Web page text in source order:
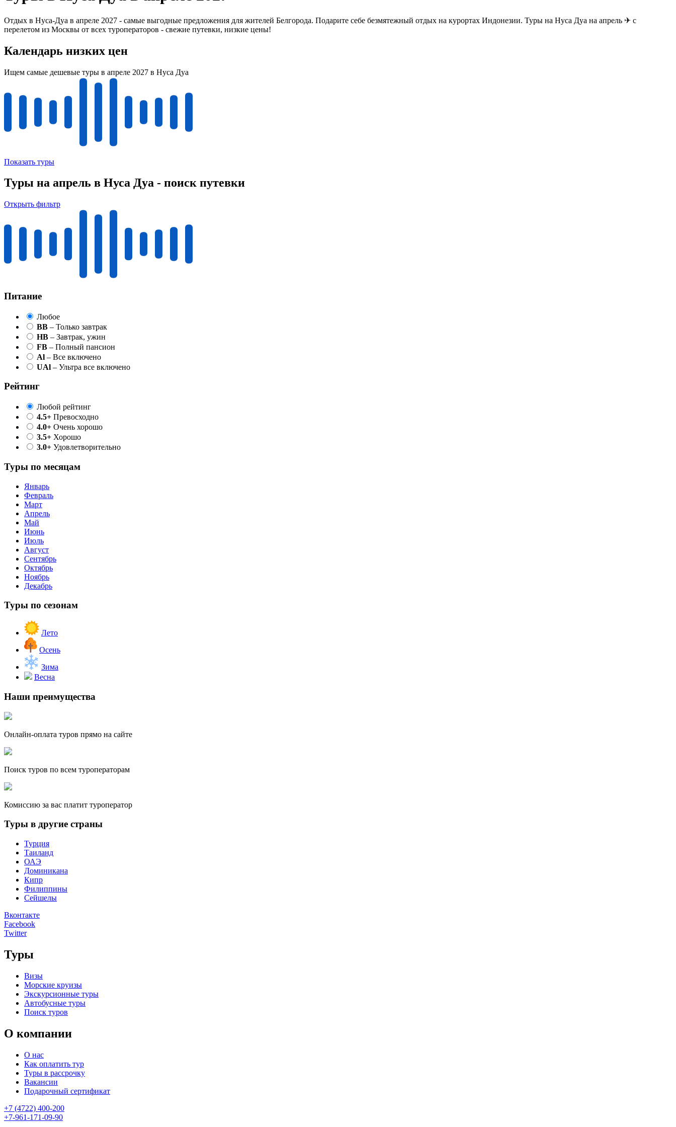
Отдых в Нуса-Дуа в апреле 2027 - самые выгодные предложения для жителей Белгорода. Подарите себе безмятежный отдых на курортах Индонезии. Туры на Нуса Дуа на апрель ✈ с
перелетом из Москвы от всех туроператоров - свежие путевки, низкие цены!
Календарь низких цен
Ищем самые дешевые туры в апреле 2027 в Нуса Дуа
Показать туры
Туры на апрель в Нуса Дуа - поиск путевки
Открыть фильтр
Питание
Любое
BB – Только завтрак
HB – Завтрак, ужин
FB – Полный пансион
Al – Все включено
UAl – Ультра все включено
Рейтинг
Любой рейтинг
4.5+ Превосходно
4.0+ Очень хорошо
3.5+ Хорошо
3.0+ Удовлетворительно
Туры по месяцам
Январь
Февраль
Март
Апрель
Май
Июнь
Июль
Август
Сентябрь
Октябрь
Ноябрь
Декабрь
Туры по сезонам
Лето
Осень
Зима
Весна
Наши преимущества
Онлайн-оплата туров прямо на сайте
Поиск туров по всем туроператорам
Комиссию за вас платит туроператор
Туры в другие страны
Турция
Таиланд
ОАЭ
Доминикана
Кипр
Филиппины
Сейшелы
Вконтакте
Facebook
Twitter
Туры
Визы
Морские круизы
Экскурсионные туры
Автобусные туры
Поиск туров
О компании
О нас
Как оплатить тур
Туры в рассрочку
Вакансии
Подарочный сертификат
+7 (4722) 400-200
+7-961-171-09-90